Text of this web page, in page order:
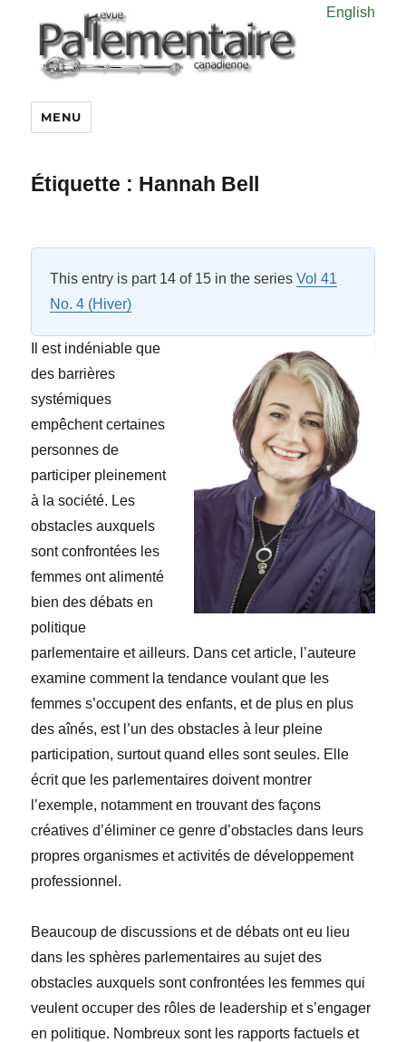
English
MENU
Étiquette : Hannah Bell
This entry is part 14 of 15 in the seriesVol 41
No. 4 (Hiver)
Il est indéniable que
des barrières
systémiques
empêchent certaines
personnes de
participer pleinement
à la société. Les
obstacles auxquels
sont confrontées les
femmes ont alimenté
bien des débats en
politique
parlementaire et ailleurs. Dans cet article, l’auteure
examine comment la tendance voulant que les
femmes s’occupent des enfants, et de plus en plus
des aînés, est l’un des obstacles à leur pleine
participation, surtout quand elles sont seules. Elle
écrit que les parlementaires doivent montrer
l’exemple, notamment en trouvant des façons
créatives d’éliminer ce genre d’obstacles dans leurs
propres organismes et activités de développement
professionnel.
Beaucoup de discussions et de débats ont eu lieu
dans les sphères parlementaires au sujet des
obstacles auxquels sont confrontées les femmes qui
veulent occuper des rôles de leadership et s’engager
en politique. Nombreux sont les rapports factuels et